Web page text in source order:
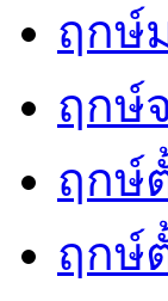
ฤกษ์
ฤกษ์
ฤกษ์
ฤกษ์